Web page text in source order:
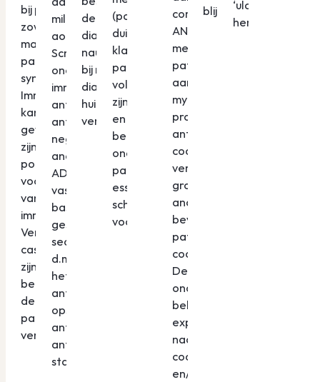
bij patiënten met
zowel een
maligniteit als een
paraneoplastisch
syndroom.
Immunotherapie
kan in sommige
gevallen effectief
zijn, ondanks de
potentiële risico’s
voor verergering
van de auto-
immuunziekte.
Verdere
casusbeschrijvingen
zijn nodig om de
behandeling van
deze complexe
patiëntengroep te
verbeteren.
mild-matige
aortaklepinsufficiëntie.
Screening voor een
onderliggende auto-
immuunziekte en
antifosfolipiden
antistoffen was
negatief. Genetische
analyse kon geen
ADA2 deficiëntie
vaststellen. Er werd op
basis van de kliniek
gestart met
secundaire preventie
d.m.v. het staken van
het oraal
anticonceptivum en
opstarten van
anticoagulantia, een
antihypertensivum en
statine.
de
diagnostische
nauwkeurigheid
bij moeilijk te
diagnosticeren
huidtumoren te
verbeteren.
(poly)artritis zonder
duidelijke abdominale
klachten. Hoewel de
pathofysiologie nog niet
volledig wordt begrepen,
zijn vroege diagnostiek
en (chirurgische)
behandeling van de
onderliggende
pancreasaandoening
essentieel om blijvende
schade en mortaliteit te
voorkomen.
combinatie met
ANCA-positiviteit
met perinucleair
patroon zonder
aantonen van
myeloperoxidaseof
proteïnase 3-
antistoffen, deden
cocaïnegebruik
vermoeden. Na
grondige
anamnese
bevestigde de
patiënt het
cocaïngebruik.
Deze casus
onderstreept het
belang van de
expliciete vraag
naar
cocaïnegebruik
en/of
blijkt.
‘ulcus cruris’
herzien.